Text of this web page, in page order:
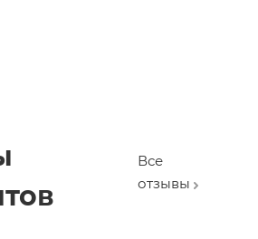
Все
отзывы